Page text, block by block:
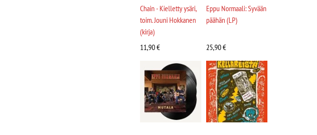
Chain - Kielletty ysäri,
toim. Jouni Hokkanen
(kirja)
11,90€
Eppu Normaali: Syvään
päähän (LP)
25,90€